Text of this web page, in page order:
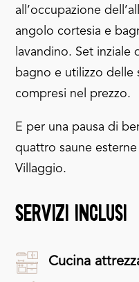
all’occupazione
angolo cortesia e
lavandino. Set
bagno e utilizzo delle
compresi nel prezzo.
E per una pausa di
quattro saune
Villaggio.
servizi inclusi
Cucina